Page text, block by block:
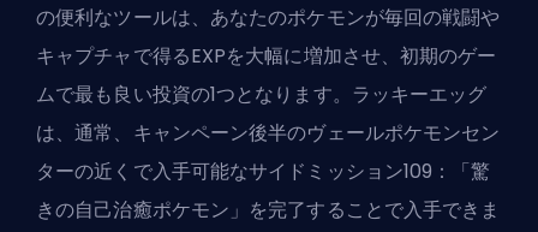
の便利なツールは、あなたのポケモンが毎回の戦闘や
キャプチャで得るEXPを大幅に増加させ、初期のゲー
ムで最も良い投資の1つとなります。ラッキーエッグ
は、通常、キャンペーン後半のヴェールポケモンセン
ターの近くで入手可能なサイドミッション109：「驚
きの自己治癒ポケモン」を完了することで入手できま